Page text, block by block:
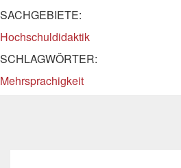
SACHGEBIETE:
Hochschuldidaktik
SCHLAGWÖRTER:
Mehrsprachigkeit